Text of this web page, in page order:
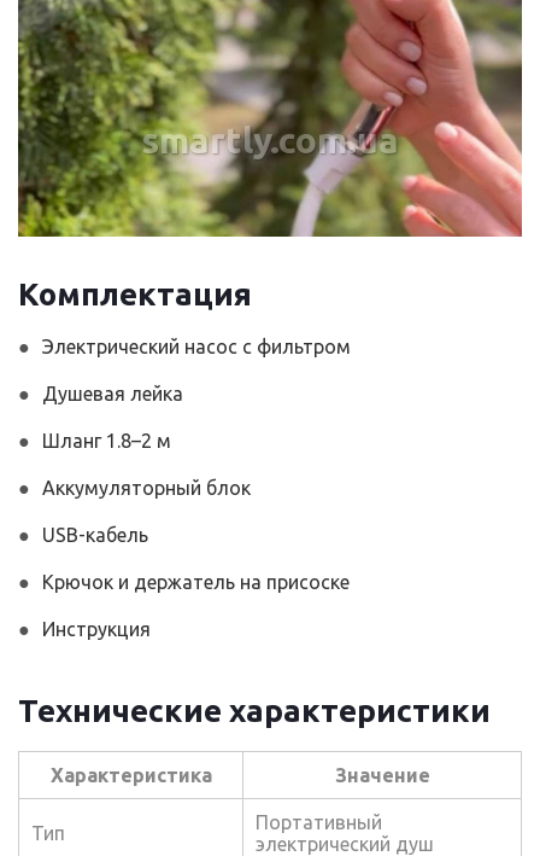
smartly.com.ua
Комплектация
Электрический насос с фильтром
Душевая лейка
Шланг 1.8–2 м
Аккумуляторный блок
USB-кабель
Крючок и держатель на присоске
Инструкция
Технические характеристики
Характеристика Значение
Тип
Портативный
электрический душ